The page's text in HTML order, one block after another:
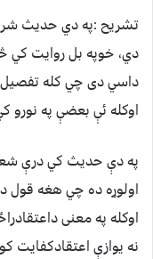
تشريح :په دي حديث
دي، خوپه بل روايت کي
داسي دی چي کله
اوکله ئې بعضې په نورو
په دې حديث کي درې
اولوړه ده چي هغه قول
اوکله په معنی
نه يوازې اعتقادکفايت